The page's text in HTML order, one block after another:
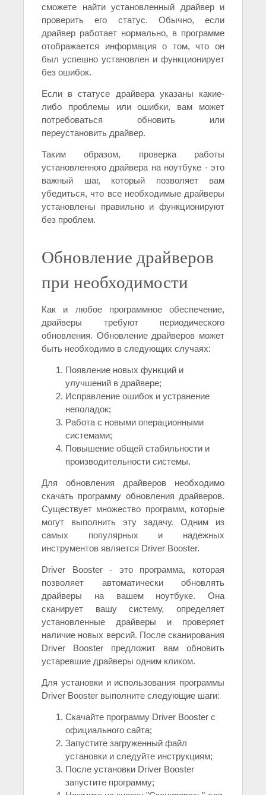
сможете найти установленный драйвер и
проверить его статус. Обычно, если
драйвер работает нормально, в программе
отображается информация о том, что он
был успешно установлен и функционирует
без ошибок.
Если в статусе драйвера указаны какие-
либо проблемы или ошибки, вам может
потребоваться обновить или
переустановить драйвер.
Таким образом, проверка работы
установленного драйвера на ноутбуке - это
важный шаг, который позволяет вам
убедиться, что все необходимые драйверы
установлены правильно и функционируют
без проблем.
Обновление драйверов
при необходимости
Как и любое программное обеспечение,
драйверы требуют периодического
обновления. Обновление драйверов может
быть необходимо в следующих случаях:
Появление новых функций и
улучшений в драйвере;
Исправление ошибок и устранение
неполадок;
Работа с новыми операционными
системами;
Повышение общей стабильности и
производительности системы.
Для обновления драйверов необходимо
скачать программу обновления драйверов.
Существует множество программ, которые
могут выполнить эту задачу. Одним из
самых популярных и надежных
инструментов является Driver Booster.
Driver Booster - это программа, которая
позволяет автоматически обновлять
драйверы на вашем ноутбуке. Она
сканирует вашу систему, определяет
установленные драйверы и проверяет
наличие новых версий. После сканирования
Driver Booster предложит вам обновить
устаревшие драйверы одним кликом.
Для установки и использования программы
Driver Booster выполните следующие шаги:
Скачайте программу Driver Booster с
официального сайта;
Запустите загруженный файл
установки и следуйте инструкциям;
После установки Driver Booster
запустите программу;